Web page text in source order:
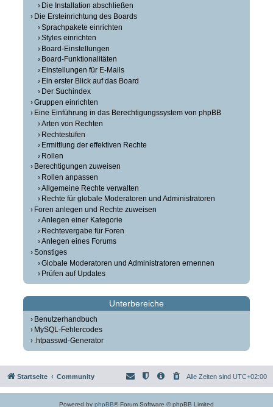
Die Installation abschließen
Die Ersteinrichtung des Boards
Sprachpakete einrichten
Styles einrichten
Board-Einstellungen
Board-Funktionalitäten
Einstellungen für E-Mails
Ein erster Blick auf das Board
Der Suchindex
Gruppen einrichten
Eine Einführung in das Berechtigungssystem von phpBB
Arten von Rechten
Rechtestufen
Ermittlung der effektiven Rechte
Rollen
Berechtigungen zuweisen
Rollen anpassen
Allgemeine Rechte verwalten
Rechte für globale Moderatoren und Administratoren
Foren anlegen und Rechte zuweisen
Anlegen einer Kategorie
Rechtevergabe für Foren
Anlegen eines Forums
Sonstiges
Globale Moderatoren und Administratoren ernennen
Prüfen auf Updates
Unterbereiche
Benutzerhandbuch
MySQL-Fehlercodes
.htpasswd-Generator
Startseite Community Alle Zeiten sind UTC+02:00
Powered by phpBB® Forum Software © phpBB Limited